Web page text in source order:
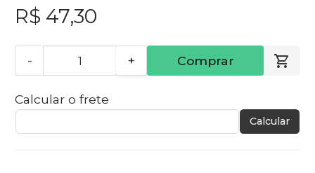
R$ 47,30
- + Comprar
Calcular o frete
Calcular